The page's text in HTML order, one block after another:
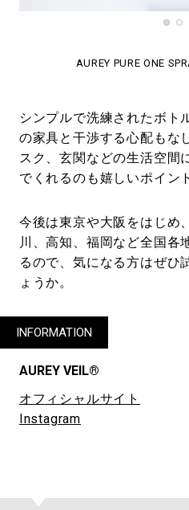
AUREY PURE ONE
シンプルで洗練されたボト
の家具と干渉する心配もな
スク、玄関などの生活空間
でくれるのも嬉しいポイン
今後は東京や大阪をはじめ
川、高知、福岡など全国各
るので、気になる方はぜひ
ょうか。
INFORMATION
AUREY VEIL®
オフィシャルサイト
Instagram